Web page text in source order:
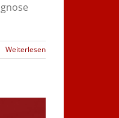
Weiterlesen